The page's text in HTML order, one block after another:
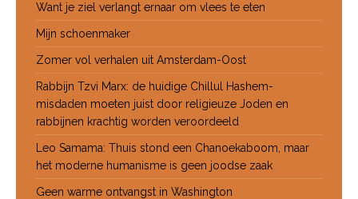
Want je ziel verlangt ernaar om vlees te eten
Mijn schoenmaker
Zomer vol verhalen uit Amsterdam-Oost
Rabbijn Tzvi Marx: de huidige Chillul Hashem-
misdaden moeten juist door religieuze Joden en
rabbijnen krachtig worden veroordeeld
Leo Samama: Thuis stond een Chanoekaboom, maar
het moderne humanisme is geen joodse zaak
Geen warme ontvangst in Washington